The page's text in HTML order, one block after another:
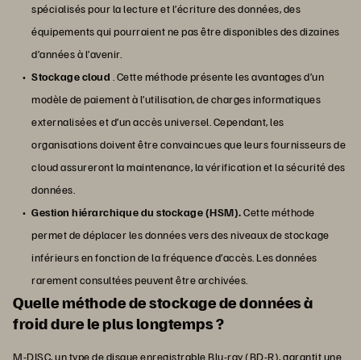
spécialisés pour la lecture et l’écriture des données, des
équipements qui pourraient ne pas être disponibles des dizaines
d’années à l’avenir.
Stockage cloud . Cette méthode présente les avantages d’un
modèle de paiement à l’utilisation, de charges informatiques
externalisées et d’un accès universel. Cependant, les
organisations doivent être convaincues que leurs fournisseurs de
cloud assureront la maintenance, la vérification et la sécurité des
données.
Gestion hiérarchique du stockage (HSM).Cette méthode
permet de déplacer les données vers des niveaux de stockage
inférieurs en fonction de la fréquence d’accès. Les données
rarement consultées peuvent être archivées.
Quelle méthode de stockage de données à
froid dure le plus longtemps ?
M-DISC, un type de disque enregistrable Blu-ray (BD-R), garantit une